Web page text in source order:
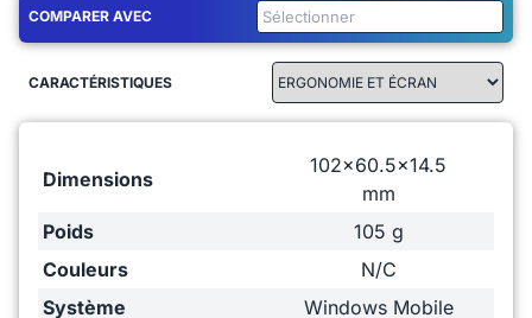
COMPARER AVEC
CARACTÉRISTIQUES
Dimensions
102x60.5x14.5
mm
Poids
105 g
Couleurs
N/C
Système
Windows Mobile